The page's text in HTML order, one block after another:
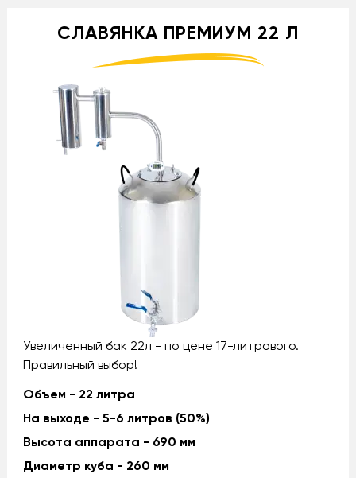
СЛАВЯНКА ПРЕМИУМ 22 Л
Увеличенный бак 22л - по цене 17-литрового.
Правильный выбор!
Объем - 22 литра
На выходе - 5-6 литров (50%)
Высота аппарата - 690 мм
Диаметр куба - 260 мм